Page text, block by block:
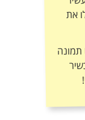
לכם את תכשיר